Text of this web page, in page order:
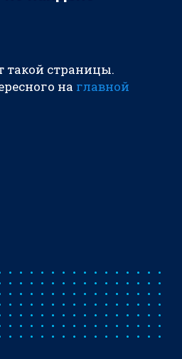
такой страницы.
на главной